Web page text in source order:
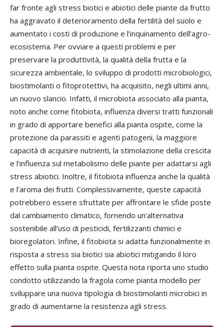
far fronte agli stress biotici e abiotici delle piante da frutto
ha aggravato il deterioramento della fertilità del suolo e
aumentato i costi di produzione e l’inquinamento dell’agro-
ecosistema. Per ovviare a questi problemi e per
preservare la produttività, la qualità della frutta e la
sicurezza ambientale, lo sviluppo di prodotti microbiologici,
biostimolanti o fitoprotettivi, ha acquisito, negli ultimi anni,
un nuovo slancio. Infatti, il microbiota associato alla pianta,
noto anche come fitobiota, influenza diversi tratti funzionali
in grado di apportare benefici alla pianta ospite, come la
protezione da parassiti e agenti patogeni, la maggiore
capacità di acquisire nutrienti, la stimolazione della crescita
e l’influenza sul metabolismo delle piante per adattarsi agli
stress abiotici. Inoltre, il fitobiota influenza anche la qualità
e l’aroma dei frutti. Complessivamente, queste capacità
potrebbero essere sfruttate per affrontare le sfide poste
dal cambiamento climatico, fornendo un’alternativa
sostenibile all’uso di pesticidi, fertilizzanti chimici e
bioregolatori. Infine, il fitobiota si adatta funzionalmente in
risposta a stress sia biotici sia abiotici mitigando il loro
effetto sulla pianta ospite. Questa nota riporta uno studio
condotto utilizzando la fragola come pianta modello per
sviluppare una nuova tipologia di biostimolanti microbici in
grado di aumentarne la resistenza agli stress.